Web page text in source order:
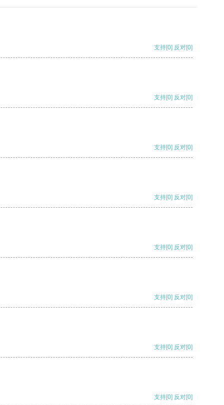
支持[0] 反对[0]
支持[0] 反对[0]
支持[0] 反对[0]
支持[0] 反对[0]
支持[0] 反对[0]
支持[0] 反对[0]
支持[0] 反对[0]
支持[0] 反对[0]